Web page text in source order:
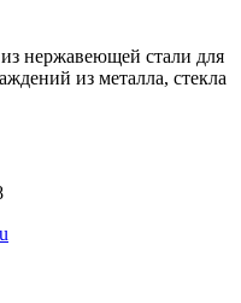
нержавеющей стали для
из металла, стекла